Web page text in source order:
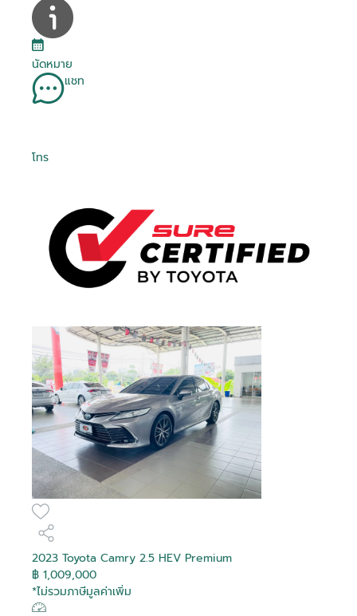
นัดหมาย
แชท
โทร
2023 Toyota Camry 2.5 HEV Premium
฿ 1,009,000
*ไม่รวมภาษีมูลค่าเพิ่ม